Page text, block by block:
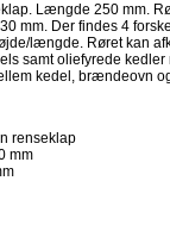
Længde 250 mm.
mm. Der findes 4
længde. Røret kan
samt oliefyrede kedler
kedel, brændeovn
renseklap
mm